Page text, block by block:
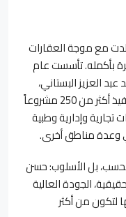
مع موجة العقارات
بأكمله. تأسست عام
العزيز البستاني،
وعلى مدار أكثر من 37 عاماً، نجحت في تنفيذ أكثر من 250 مشروعاً
وإدارية وطبية
وعدة مناطق أخرى.
بل الأسلوب: حسن
الجودة العالية
لتكون من أكثر